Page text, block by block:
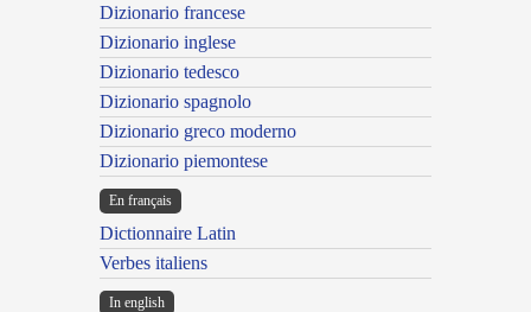
Dizionario francese
Dizionario inglese
Dizionario tedesco
Dizionario spagnolo
Dizionario greco moderno
Dizionario piemontese
En français
Dictionnaire Latin
Verbes italiens
In english